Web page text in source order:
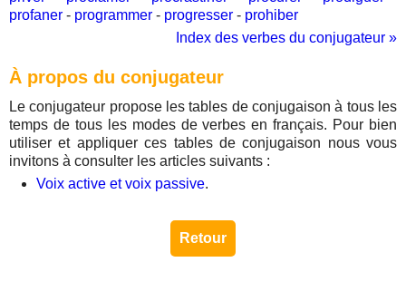
profaner - programmer - progresser - prohiber
Index des verbes du conjugateur »
À propos du conjugateur
Le conjugateur propose les tables de conjugaison à tous les
temps de tous les modes de verbes en français. Pour bien
utiliser et appliquer ces tables de conjugaison nous vous
invitons à consulter les articles suivants :
Voix active et voix passive.
Retour